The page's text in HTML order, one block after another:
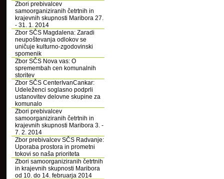
Zbori prebivalcev
samoorganiziranih četrtnih in
krajevnih skupnosti Maribora 27.
- 31. 1. 2014
Zbor SČS Magdalena: Zaradi
neupoštevanja odlokov se
uničuje kulturno-zgodovinski
spomenik
Zbor SČS Nova vas: O
spremembah cen komunalnih
storitev
Zbor SČS CenterIvanCankar:
Udeleženci soglasno podprli
ustanovitev delovne skupine za
komunalo
Zbori prebivalcev
samoorganiziranih četrtnih in
krajevnih skupnosti Maribora 3. -
7. 2. 2014
Zbor prebivalcev SČS Radvanje:
Uporaba prostora in prometni
tokovi so naša prioriteta
Zbori samoorganiziranih četrtnih
in krajevnih skupnosti Maribora
od 10. do 14. februarja 2014